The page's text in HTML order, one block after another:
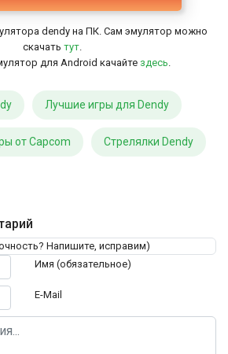
dendy на ПК. Сам эмулятор можно
скачать тут.
для Android качайте здесь.
Лучшие игры для Dendy
от Capcom Стрелялки Dendy
Напишите, исправим)
Имя (обязательное)
E-Mail